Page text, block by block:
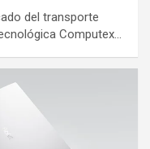
del transporte
Computex…